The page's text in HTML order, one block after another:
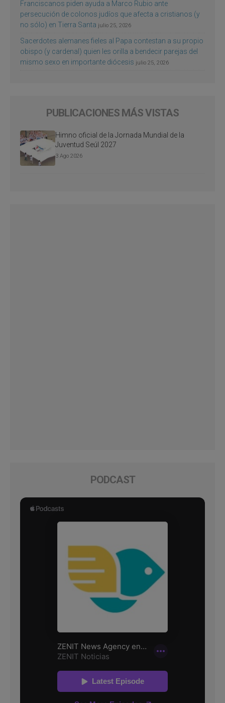
Franciscanos piden ayuda a Marco Rubio ante
persecución de colonos judíos que afecta a cristianos (y
no sólo) en Tierra Santa julio 25, 2026
Sacerdotes alemanes fieles al Papa contestan a su propio
obispo (y cardenal) quien les orilla a bendecir parejas del
mismo sexo en importante diócesis julio 25, 2026
PUBLICACIONES MÁS VISTAS
Himno oficial de la Jornada Mundial de la
Juventud Seúl 2027
3 Ago 2026
PODCAST